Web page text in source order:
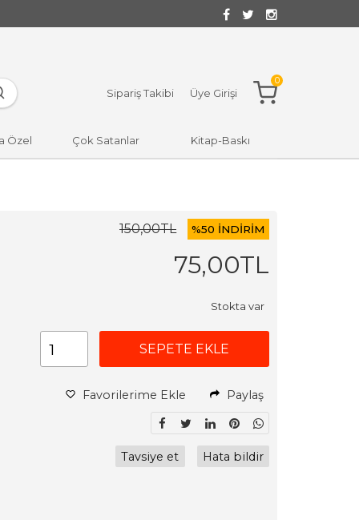
Sipariş Takibi Üye Girişi
0
Özel Çok Satanlar Kitap-Baskı
150,00TL %50 İNDİRİM
75,00TL
Stokta var
SEPETE EKLE
Favorilerime Ekle Paylaş
Tavsiye et Hata bildir